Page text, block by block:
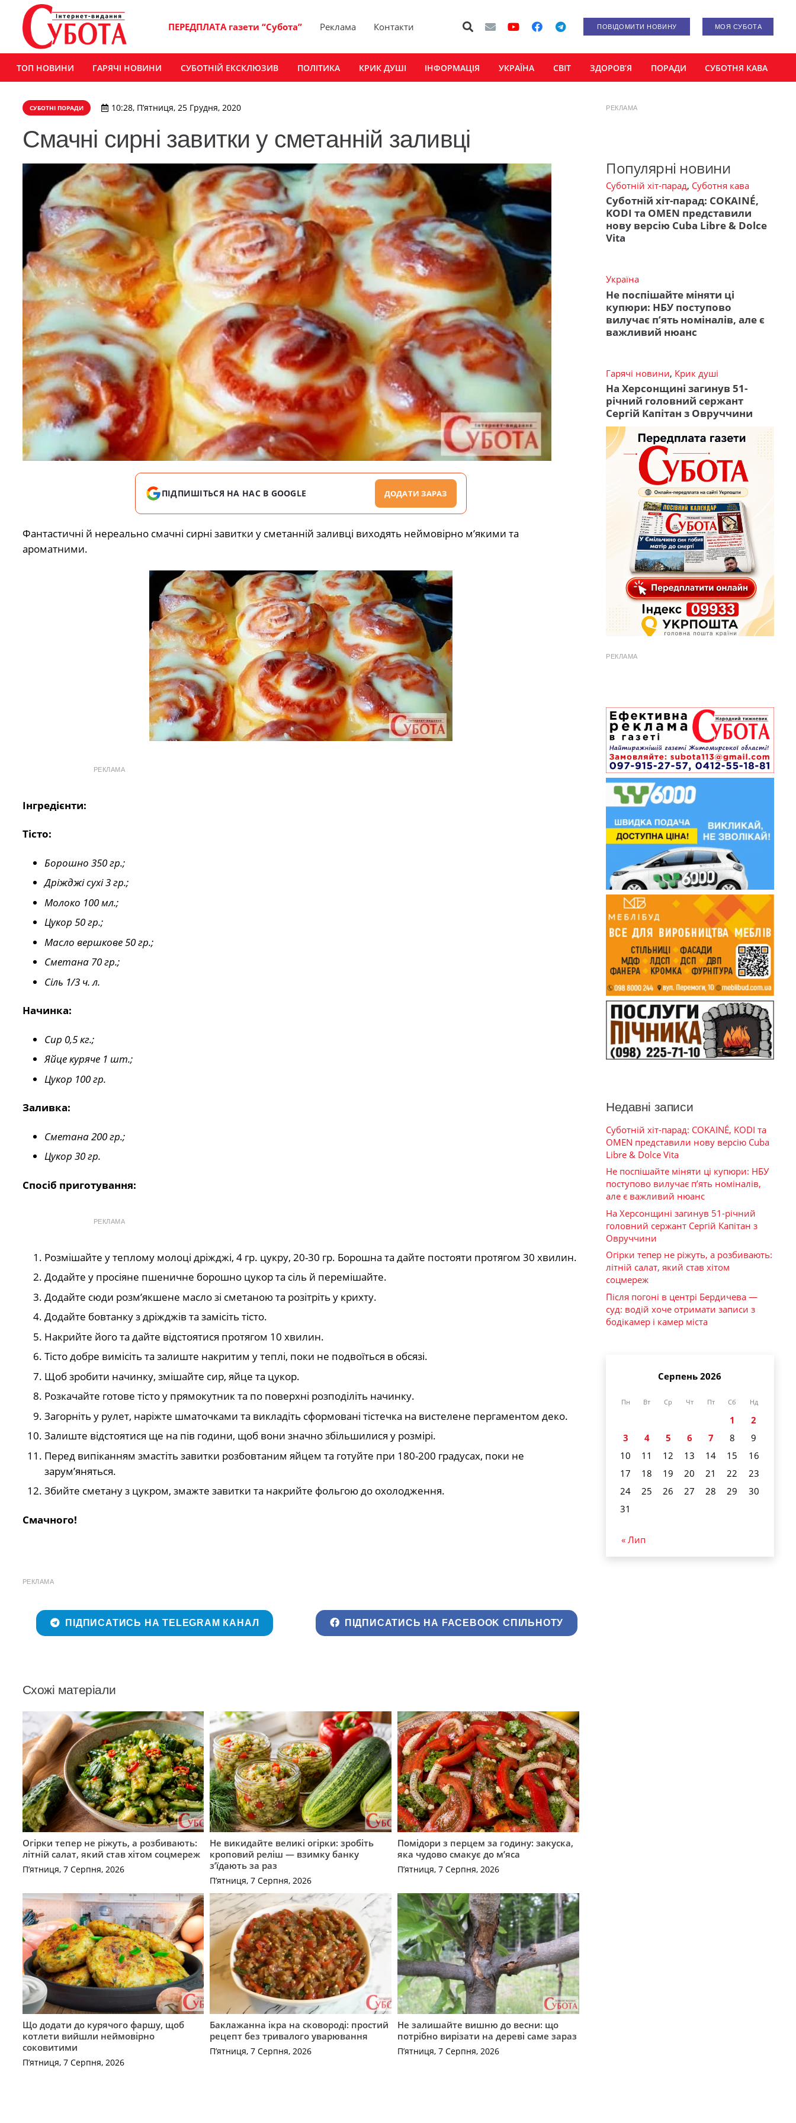
ПЕРЕДПЛАТА газети “Субота” Реклама Контакти ПОВІДОМИТИ НОВИНУ МОЯ СУБОТА
ТОП НОВИНИ ГАРЯЧІ НОВИНИ СУБОТНІЙ ЕКСКЛЮЗИВ ПОЛІТИКА КРИК ДУШІ ІНФОРМАЦІЯ УКРАЇНА СВІТ ЗДОРОВ’Я ПОРАДИ СУБОТНЯ КАВА
СУБОТНІ ПОРАДИ 10:28, П’ятниця, 25 Грудня, 2020
Смачні сирні завитки у сметанній заливці
ПІДПИШІТЬСЯ НА НАС В GOOGLE ДОДАТИ ЗАРАЗ
Фантастичні й нереально смачні сирні завитки у сметанній заливці виходять неймовірно м’якими та
ароматними.
РЕКЛАМА
Інгредієнти:
Тісто:
Борошно 350 гр.;
Дріжджі сухі 3 гр.;
Молоко 100 мл.;
Цукор 50 гр.;
Масло вершкове 50 гр.;
Сметана 70 гр.;
Сіль 1/3 ч. л.
Начинка:
Сир 0,5 кг.;
Яйце куряче 1 шт.;
Цукор 100 гр.
Заливка:
Сметана 200 гр.;
Цукор 30 гр.
Спосіб приготування:
РЕКЛАМА
Розмішайте у теплому молоці дріжджі, 4 гр. цукру, 20-30 гр. Борошна та дайте постояти протягом 30 хвилин.
Додайте у просіяне пшеничне борошно цукор та сіль й перемішайте.
Додайте сюди розм’якшене масло зі сметаною та розітріть у крихту.
Додайте бовтанку з дріжджів та замісіть тісто.
Накрийте його та дайте відстоятися протягом 10 хвилин.
Тісто добре вимісіть та залиште накритим у теплі, поки не подвоїться в обсязі.
Щоб зробити начинку, змішайте сир, яйце та цукор.
Розкачайте готове тісто у прямокутник та по поверхні розподіліть начинку.
Загорніть у рулет, наріжте шматочками та викладіть сформовані тістечка на вистелене пергаментом деко.
Залиште відстоятися ще на пів години, щоб вони значно збільшилися у розмірі.
Перед випіканням змастіть завитки розбовтаним яйцем та готуйте при 180-200 градусах, поки не
зарум’яняться.
Збийте сметану з цукром, змажте завитки та накрийте фольгою до охолодження.
Смачного!
РЕКЛАМА
ПІДПИСАТИСЬ НА TELEGRAM КАНАЛ ПІДПИСАТИСЬ НА FACEBOOK СПІЛЬНОТУ
Схожі матеріали
Огірки тепер не ріжуть, а розбивають:
літній салат, який став хітом соцмереж
П’ятниця, 7 Серпня, 2026
Не викидайте великі огірки: зробіть
кроповий реліш — взимку банку
з’їдають за раз
П’ятниця, 7 Серпня, 2026
Помідори з перцем за годину: закуска,
яка чудово смакує до м’яса
П’ятниця, 7 Серпня, 2026
Що додати до курячого фаршу, щоб
котлети вийшли неймовірно
соковитими
П’ятниця, 7 Серпня, 2026
Баклажанна ікра на сковороді: простий
рецепт без тривалого уварювання
П’ятниця, 7 Серпня, 2026
Не залишайте вишню до весни: що
потрібно вирізати на дереві саме зараз
П’ятниця, 7 Серпня, 2026
РЕКЛАМА
Популярні новини
Суботній хіт-парад, Суботня кава
Суботній хіт-парад: COKAINÉ,
KODI та OMEN представили
нову версію Cuba Libre & Dolce
Vita
Україна
Не поспішайте міняти ці
купюри: НБУ поступово
вилучає п’ять номіналів, але є
важливий нюанс
Гарячі новини, Крик душі
На Херсонщині загинув 51-
річний головний сержант
Сергій Капітан з Овруччини
РЕКЛАМА
Недавні записи
Суботній хіт-парад: COKAINÉ, KODI та
OMEN представили нову версію Cuba
Libre & Dolce Vita
Не поспішайте міняти ці купюри: НБУ
поступово вилучає п’ять номіналів,
але є важливий нюанс
На Херсонщині загинув 51-річний
головний сержант Сергій Капітан з
Овруччини
Огірки тепер не ріжуть, а розбивають:
літній салат, який став хітом
соцмереж
Після погоні в центрі Бердичева —
суд: водій хоче отримати записи з
бодікамер і камер міста
Серпень 2026
Пн Вт Ср Чт Пт Сб Нд
1
2
3
4 5 6 7 8
9
10
11 12 13 14 15
16
17
18 19 20 21 22
23
24
25 26 27 28 29
30
31
« Лип